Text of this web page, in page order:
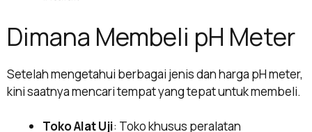
Dimana Membeli pH Meter
Setelah mengetahui berbagai jenis dan harga pH meter,
kini saatnya mencari tempat yang tepat untuk membeli.
Toko Alat Uji: Toko khusus peralatan